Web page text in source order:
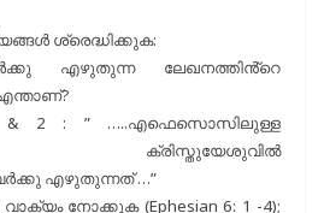
ശ്രെദ്ധിക്കുക:
എഴുതുന്ന ലേഖനത്തിൻ്റെ
& 2 : ” …..എഫെസൊസിലുള്ള
ക്രിസ്തുയേശുവിൽ
എഴുതുന്നത് …”
നോക്കുക (Ephesian 6: 1 -4);